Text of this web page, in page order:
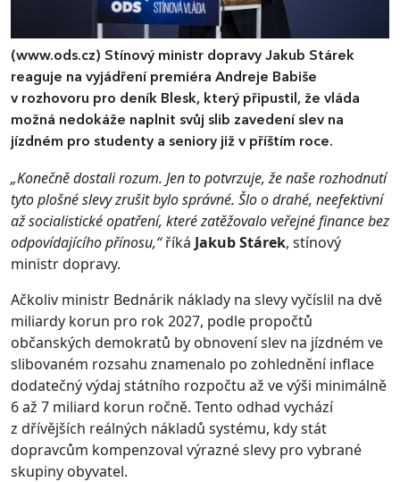
(www.ods.cz) Stínový ministr dopravy Jakub Stárek
reaguje na vyjádření premiéra Andreje Babiše
v rozhovoru pro deník Blesk, který připustil, že vláda
možná nedokáže naplnit svůj slib zavedení slev na
jízdném pro studenty a seniory již v příštím roce.
„Konečně dostali rozum. Jen to potvrzuje, že naše rozhodnutí
tyto plošné slevy zrušit bylo správné. Šlo o drahé, neefektivní
až socialistické opatření, které zatěžovalo veřejné finance bez
odpovídajícího přínosu,“říká Jakub Stárek, stínový
ministr dopravy.
Ačkoliv ministr Bednárik náklady na slevy vyčíslil na dvě
miliardy korun pro rok 2027, podle propočtů
občanských demokratů by obnovení slev na jízdném ve
slibovaném rozsahu znamenalo po zohlednění inflace
dodatečný výdaj státního rozpočtu až ve výši minimálně
6 až 7 miliard korun ročně. Tento odhad vychází
z dřívějších reálných nákladů systému, kdy stát
dopravcům kompenzoval výrazné slevy pro vybrané
skupiny obyvatel.